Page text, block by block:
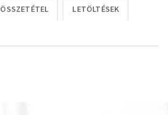
ÖSSZETÉTEL LETÖLTÉSEK